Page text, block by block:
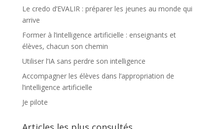
Le credo d’EVALIR : préparer les jeunes au monde qui
arrive
Former à l’intelligence artificielle : enseignants et
élèves, chacun son chemin
Utiliser l’IA sans perdre son intelligence
Accompagner les élèves dans l’appropriation de
l’intelligence artificielle
Je pilote